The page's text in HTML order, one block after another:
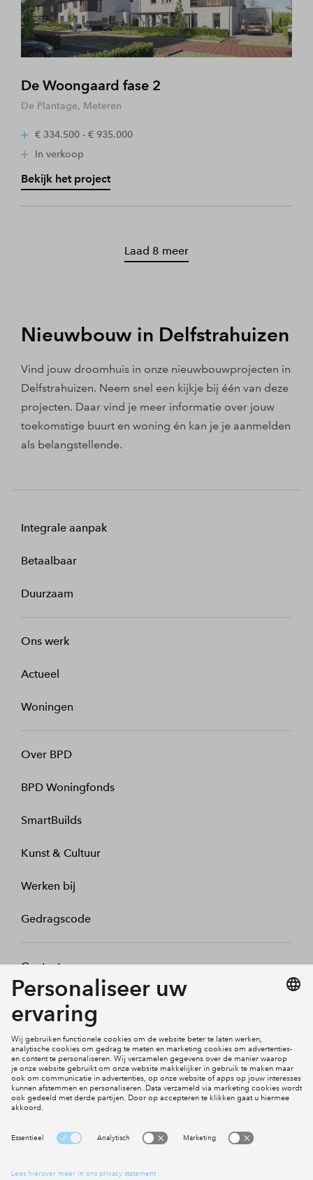
De Woongaard fase 2
De Plantage, Meteren
€ 334.500 - € 935.000
In verkoop
Bekijk het project
Laad 8 meer
Nieuwbouw in Delfstrahuizen
Vind jouw droomhuis in onze nieuwbouwprojecten in
Delfstrahuizen. Neem snel een kijkje bij één van deze
projecten. Daar vind je meer informatie over jouw
toekomstige buurt en woning én kan je je aanmelden
als belangstellende.
Integrale aanpak
Betaalbaar
Duurzaam
Ons werk
Actueel
Woningen
Over BPD
BPD Woningfonds
SmartBuilds
Kunst & Cultuur
Werken bij
Gedragscode
Contact
Mijn profiel
Social Media
Cookies